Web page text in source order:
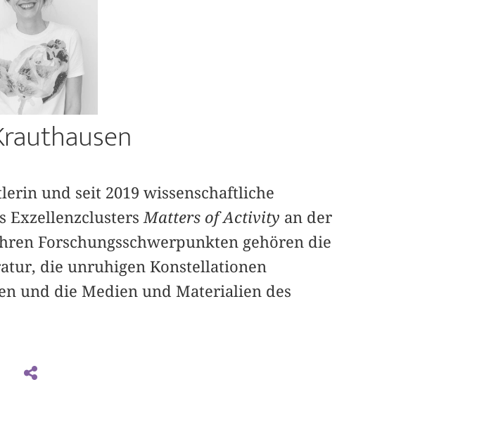
und seit 2019 wissenschaftliche
Exzellenzclusters Matters of Activity an der
Forschungsschwerpunkten gehören die
die unruhigen Konstellationen
und die Medien und Materialien des